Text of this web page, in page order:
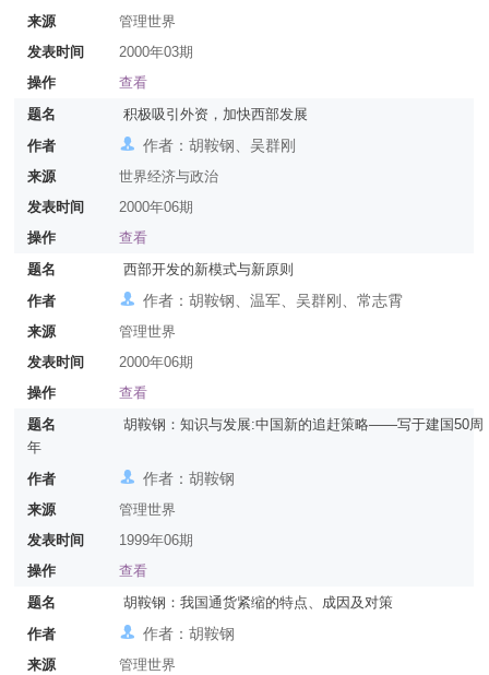
来源
管理世界
发表时间
2000年03期
操作
查看
题名
积极吸引外资，加快西部发展
作者
作者：胡鞍钢、吴群刚
来源
世界经济与政治
发表时间
2000年06期
操作
查看
题名
西部开发的新模式与新原则
作者
作者：胡鞍钢、温军、吴群刚、常志霄
来源
管理世界
发表时间
2000年06期
操作
查看
题名
胡鞍钢：知识与发展:中国新的追赶策略——写于建国50周
年
作者
作者：胡鞍钢
来源
管理世界
发表时间
1999年06期
操作
查看
题名
胡鞍钢：我国通货紧缩的特点、成因及对策
作者
作者：胡鞍钢
来源
管理世界